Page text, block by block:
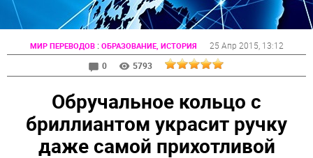
МИР ПЕРЕВОДОВ: ОБРАЗОВАНИЕ, ИСТОРИЯ 25 Апр 2015 , 13:12
0
5793
Обручальное кольцо с
бриллиантом украсит ручку
даже самой прихотливой